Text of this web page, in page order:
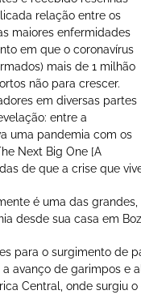
relação entre os
maiores enfermidades
em que o coronavírus
mais de 1 milhão
não para crescer.
em diversas partes
entre a
uma pandemia com os
Next Big One [A
de que a crise que
é uma das
desde sua casa em
para o surgimento de
avanço de garimpos e
Central, onde surgiu o